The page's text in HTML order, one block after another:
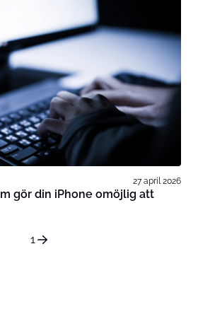
27 april 2026
gör din iPhone omöjlig att
1